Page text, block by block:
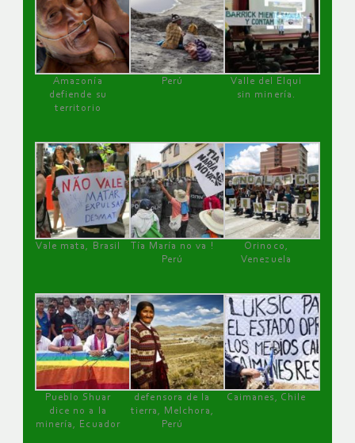
Amazonía
defiende su
territorio
Perú
Valle del Elqui
sin minería.
Vale mata, Brasil
Tía María no va !
Perú
Orinoco,
Venezuela
Pueblo Shuar
dice no a la
minería, Ecuador
defensora de la
tierra, Melchora,
Perú
Caimanes, Chile